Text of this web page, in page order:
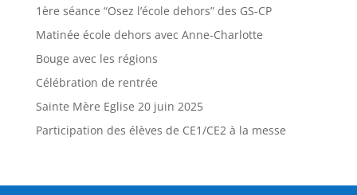
1ère séance “Osez l’école dehors” des GS-CP
Matinée école dehors avec Anne-Charlotte
Bouge avec les régions
Célébration de rentrée
Sainte Mère Eglise 20 juin 2025
Participation des élèves de CE1/CE2 à la messe